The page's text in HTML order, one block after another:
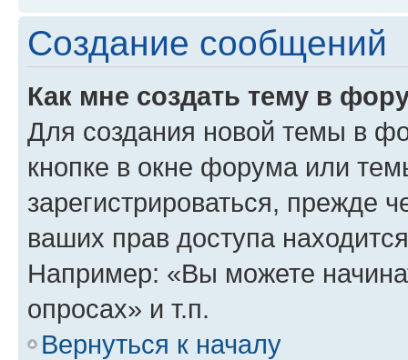
Создание сообщений
Как мне создать тему в
Для создания новой темы в
кнопке в окне форума или
зарегистрироваться, прежде
ваших прав доступа
Например: «Вы можете
опросах» и т.п.
Вернуться к началу